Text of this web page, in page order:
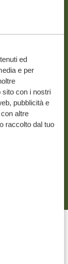
ed
e per
sito con i nostri
pubblicità e
altre
raccolto dal tuo
con
la mia